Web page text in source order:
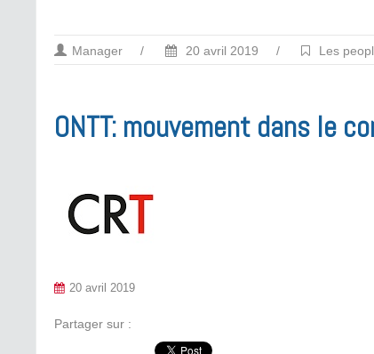
Manager / 20 avril 2019 / Les
ONTT: mouvement dans le
20 avril 2019
Partager sur :